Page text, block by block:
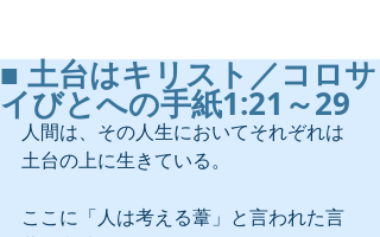
■ 土台はキリスト／コロサ
イびとへの手紙1:21～29
人間は、その人生においてそれぞれは
土台の上に生きている。
ここに「人は考える葦」と言われた言